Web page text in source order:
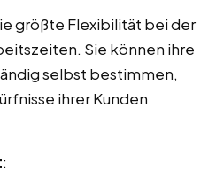
größte Flexibilität bei der
Sie können ihre
selbst bestimmen,
ihrer Kunden
: